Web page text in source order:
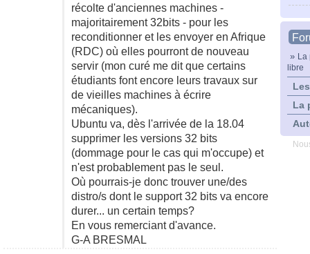
» La
libre
La
récolte d'anciennes machines -
majoritairement 32bits - pour les
reconditionner et les envoyer en Afrique
(RDC) où elles pourront de nouveau
servir (mon curé me dit que certains
étudiants font encore leurs travaux sur
de vieilles machines à écrire
mécaniques).
Ubuntu va, dès l'arrivée de la 18.04
supprimer les versions 32 bits
(dommage pour le cas qui m'occupe) et
n'est probablement pas le seul.
Où pourrais-je donc trouver une/des
distro/s dont le support 32 bits va encore
durer... un certain temps?
En vous remerciant d'avance.
G-A BRESMAL